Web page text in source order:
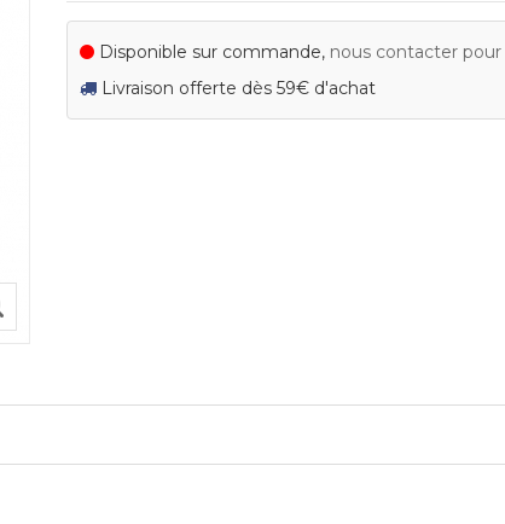
Disponible sur commande, nous contacter
Livraison offerte dès 59€ d'achat